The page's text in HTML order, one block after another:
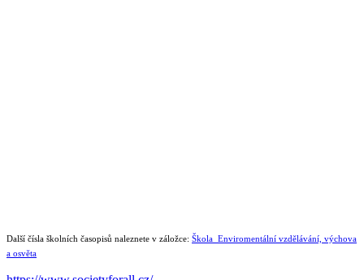
Další čísla školních časopisů naleznete v záložce: Škola_Enviromentální vzdělávání, výchova
a osvěta